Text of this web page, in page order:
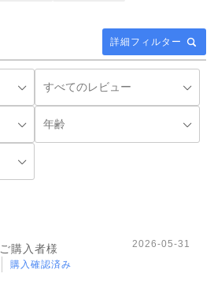
詳細フィルター
ご購入者様
購入確認済み
2026-05-31